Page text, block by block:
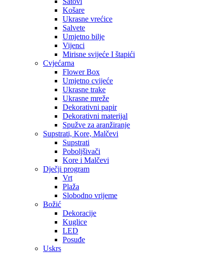
Košare
Ukrasne vrećice
Salvete
Umjetno bilje
Vijenci
Mirisne svijeće I štapići
Cvjećarna
Flower Box
Umjetno cvijeće
Ukrasne trake
Ukrasne mreže
Dekorativni papir
Dekorativni materijal
Spužve za aranžiranje
Supstrati, Kore, Malčevi
Supstrati
Poboljšivači
Kore i Malčevi
Dječji program
Vrt
Plaža
Slobodno vrijeme
Božić
Dekoracije
Kuglice
LED
Posuđe
Uskrs